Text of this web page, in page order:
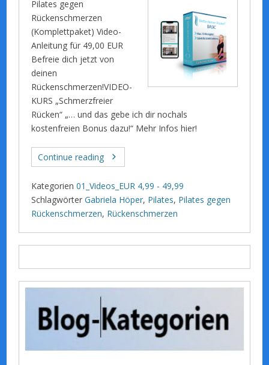
Pilates gegen
Rückenschmerzen
(Komplettpaket) Video-
Anleitung für 49,00 EUR
Befreie dich jetzt von
deinen
Rückenschmerzen!VIDEO-
KURS „Schmerzfreier
Rücken“ „… und das gebe ich dir nochals
kostenfreien Bonus dazu!“ Mehr Infos hier!
Continue reading
Kategorien 01_Videos_EUR 4,99 - 49,99
Schlagwörter Gabriela Höper, Pilates, Pilates gegen
Rückenschmerzen, Rückenschmerzen